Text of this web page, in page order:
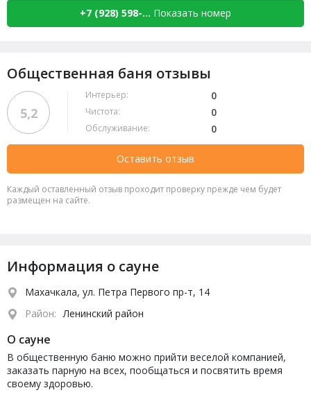
+7 (928) 598-... Показать номер
Общественная баня отзывы
5,2
Интерьер: 0
Чистота: 0
Обслуживание: 0
Оставить отзыв
Каждый оставленный отзыв проходит проверку прежде чем будет
размещен на сайте.
Информация о сауне
Махачкала, ул. Петра Первого пр-т, 14
Район: Ленинский район
О сауне
В общественную баню можно прийти веселой компанией,
заказать парную на всех, пообщаться и посвятить время
своему здоровью.